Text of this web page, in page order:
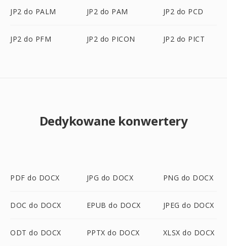
JP2 do PALM JP2 do PAM JP2 do PCD
JP2 do PFM JP2 do PICON JP2 do PICT
Dedykowane konwertery
PDF do DOCX JPG do DOCX PNG do DOCX
DOC do DOCX EPUB do DOCX JPEG do DOCX
ODT do DOCX PPTX do DOCX XLSX do DOCX